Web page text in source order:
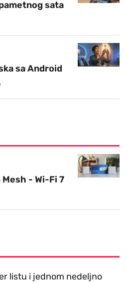
sata
sa Android
Mesh - Wi-Fi 7
listu i jednom nedeljno